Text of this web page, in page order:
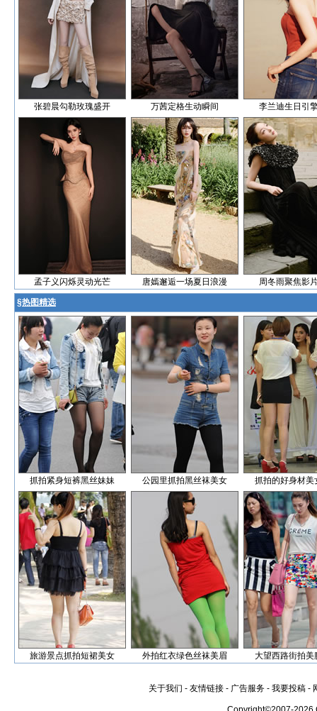
张碧晨勾勒玫瑰盛开 万茜定格生动瞬间 李兰迪生日引
孟子义闪烁灵动光芒 唐嫣邂逅一场夏日浪漫 周冬雨聚焦影
§热图精选
抓拍紧身短裤黑丝妹妹 公园里抓拍黑丝袜美女 抓拍的好身材美
旅游景点抓拍短裙美女 外拍红衣绿色丝袜美眉 大望西路街拍美
关于我们 - 友情链接 - 广告服务 - 我要投稿 -